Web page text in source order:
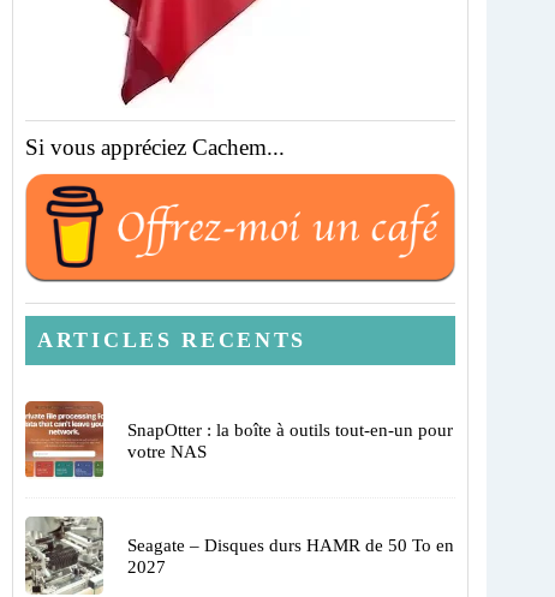
Si vous appréciez Cachem...
ARTICLES RECENTS
SnapOtter : la boîte à outils tout-en-un pour
votre NAS
Seagate – Disques durs HAMR de 50 To en
2027